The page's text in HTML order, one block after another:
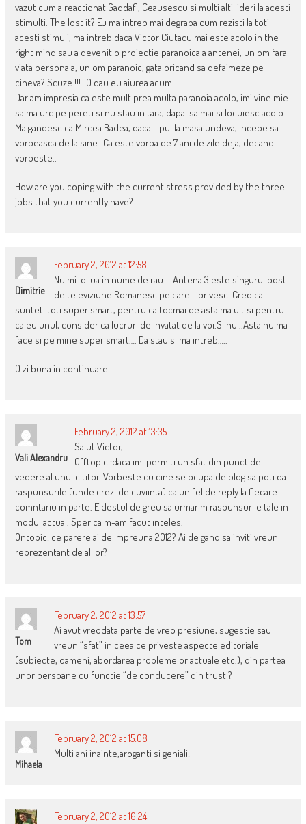
vazut cum a reactionat Gaddafi, Ceausescu si multi alti lideri la acesti
stimulti. The lost it? Eu ma intreb mai degraba cum rezisti la toti
acesti stimuli, ma intreb daca Victor Ciutacu mai este acolo in the
right mind sau a devenit o proiectie paranoica a antenei, un om fara
viata personala, un om paranoic, gata oricand sa defaimeze pe
cineva? Scuze.!!!…O dau eu aiurea acum…
Dar am impresia ca este mult prea multa paranoia acolo, imi vine mie
sa ma urc pe pereti si nu stau in tara, dapai sa mai si locuiesc acolo….
Ma gandesc ca Mircea Badea, daca il pui la masa undeva, incepe sa
vorbeasca de la sine…Ca este vorba de 7 ani de zile deja, decand
vorbeste..
How are you coping with the current stress provided by the three
jobs that you currently have?
Dimitrie
February 2, 2012 at 12:58
Nu mi-o lua in nume de rau…..Antena 3 este singurul post
de televiziune Romanesc pe care il privesc. Cred ca
sunteti toti super smart, pentru ca tocmai de asta ma uit si pentru
ca eu unul, consider ca lucruri de invatat de la voi.Si nu ..Asta nu ma
face si pe mine super smart…. Da stau si ma intreb…..
O zi buna in continuare!!!!
Vali Alexandru
February 2, 2012 at 13:35
Salut Victor,
Offtopic :daca imi permiti un sfat din punct de
vedere al unui cititor. Vorbeste cu cine se ocupa de blog sa poti da
raspunsurile (unde crezi de cuviinta) ca un fel de reply la fiecare
comntariu in parte. E destul de greu sa urmarim raspunsurile tale in
modul actual. Sper ca m-am facut inteles.
Ontopic: ce parere ai de Impreuna 2012? Ai de gand sa inviti vreun
reprezentant de al lor?
Tom
February 2, 2012 at 13:57
Ai avut vreodata parte de vreo presiune, sugestie sau
vreun “sfat” in ceea ce priveste aspecte editoriale
(subiecte, oameni, abordarea problemelor actuale etc.), din partea
unor persoane cu functie “de conducere” din trust ?
Mihaela
February 2, 2012 at 15:08
Multi ani inainte,aroganti si geniali!
February 2, 2012 at 16:24